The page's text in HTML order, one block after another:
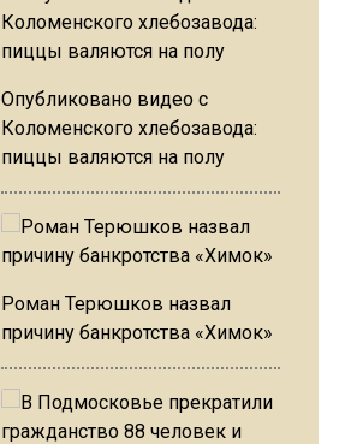
Опубликовано видео с
Коломенского хлебозавода:
пиццы валяются на полу
Роман Терюшков назвал
причину банкротства «Химок»